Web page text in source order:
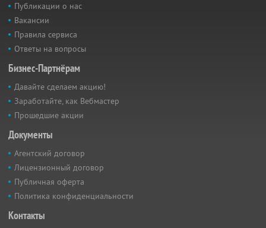
Публикации о нас
Вакансии
Правила сервиса
Ответы на вопросы
Бизнес-Партнёрам
Давайте сделаем акцию!
Заработайте, как Вебмастер
Прошедшие акции
Документы
Агентский договор
Лицензионный договор
Публичная оферта
Политика конфиденциальности
Контакты